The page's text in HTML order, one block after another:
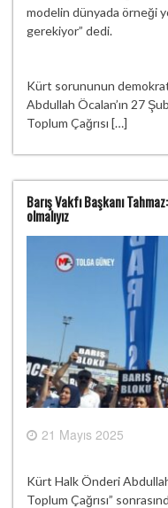
modelin dünyada örneği
gerekiyor” dedi.
Kürt sorununun
Abdullah Öcalan’ın 27
Toplum Çağrısı […]
Barış Vakfı Başkanı
olmalıyız
21 Mayıs 2025
Kürt Halk Önderi
Toplum Çağrısı”